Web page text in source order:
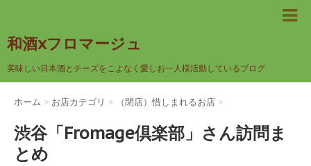
和酒xフロマージュ
美味しい日本酒とチーズをこよなく愛しお一人様活動しているブログ
ホーム > お店カテゴリ > （閉店）惜しまれるお店 >
渋谷「Fromage倶楽部」さん訪問ま
とめ